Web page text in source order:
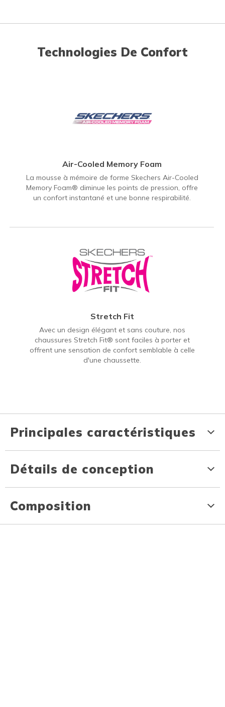
Technologies De Confort
Air-Cooled Memory Foam
La mousse à mémoire de forme Skechers Air-Cooled
Memory Foam® diminue les points de pression, offre
un confort instantané et une bonne respirabilité.
Stretch Fit
Avec un design élégant et sans couture, nos
chaussures Stretch Fit® sont faciles à porter et
offrent une sensation de confort semblable à celle
d'une chaussette.
Principales caractéristiques
Détails de conception
Composition